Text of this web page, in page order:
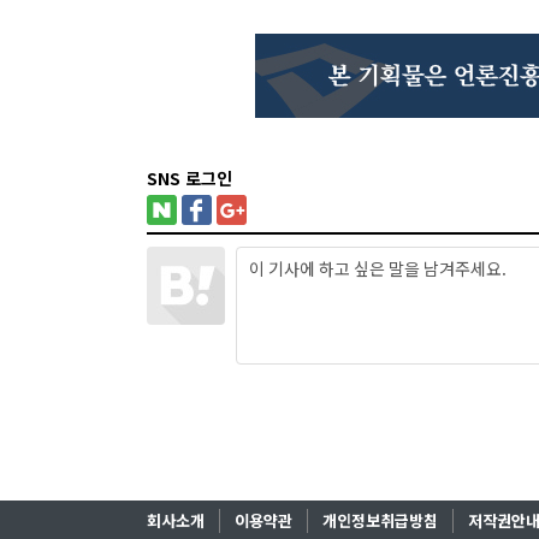
SNS 로그인
회사소개 이용약관 개인정보취급방침 저작권안내